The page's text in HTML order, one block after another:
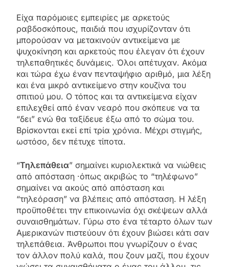
Είχα παρόμοιες εμπειρίες με αρκετούς
ραβδοσκόπους, παιδιά που ισχυρίζονταν ότι
μπορούσαν να μετακινούν αντικείμενα με
ψυχοκίνηση και αρκετούς που έλεγαν ότι έχουν
τηλεπαθητικές δυνάμεις. Όλοι απέτυχαν. Ακόμα
και τώρα έχω έναν πενταψήφιο αριθμό, μια λέξη
και ένα μικρό αντικείμενο στην κουζίνα του
σπιτιού μου. Ο τόπος και τα αντικείμενα είχαν
επιλεχθεί από έναν νεαρό που σκόπευε να τα
“δει” ενώ θα ταξίδευε έξω από το σώμα του.
Βρίσκονται εκεί επί τρία χρόνια. Μέχρι στιγμής,
ωστόσο, δεν πέτυχε τίποτα.
“Τηλεπάθεια” σημαίνει κυριολεκτικά να νιώθεις
από απόσταση ·όπως ακριβώς το “τηλέφωνο”
σημαίνει να ακούς από απόσταση και
“τηλεόραση” να βλέπεις από απόσταση. Η λέξη
προϋποθέτει την επικοινωνία όχι σκέψεων αλλά
συναισθημάτων. Γύρω στο ένα τέταρτο όλων των
Αμερικανών πιστεύουν ότι έχουν βιώσει κάτι σαν
τηλεπάθεια. Άνθρωποι που γνωρίζουν ο ένας
τον άλλον πολύ καλά, που ζουν μαζί, που έχουν